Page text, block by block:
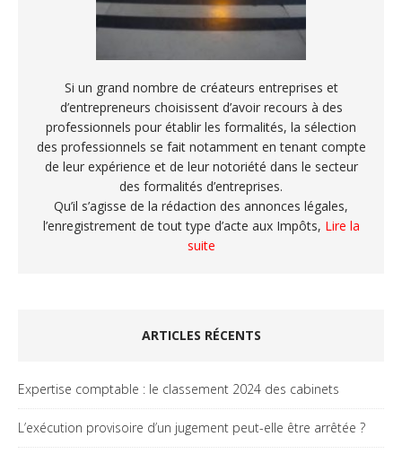
Si un grand nombre de créateurs entreprises et
d’entrepreneurs choisissent d’avoir recours à des
professionnels pour établir les formalités, la sélection
des professionnels se fait notamment en tenant compte
de leur expérience et de leur notoriété dans le secteur
des formalités d’entreprises.
Qu’il s’agisse de la rédaction des annonces légales,
l’enregistrement de tout type d’acte aux Impôts, Lire la
suite
ARTICLES RÉCENTS
Expertise comptable : le classement 2024 des cabinets
L’exécution provisoire d’un jugement peut-elle être arrêtée ?